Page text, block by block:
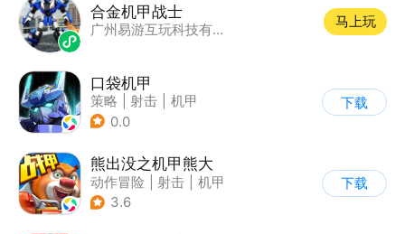
合金机甲战士
广州易游互玩科技有限公司
马上玩
口袋机甲
策略 射击
机甲
| 二次元
0.0
下载
熊出没之机甲熊大
动作冒险 射击
机甲
| 熊出没
3.6
下载